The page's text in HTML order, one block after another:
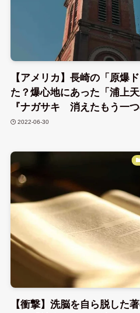
【アメリカ】長崎の「原爆
た？爆心地にあった「浦上
『ナガサキ 消えたもう一つ
2022-06-30
【衝撃】洗脳を自ら脱した